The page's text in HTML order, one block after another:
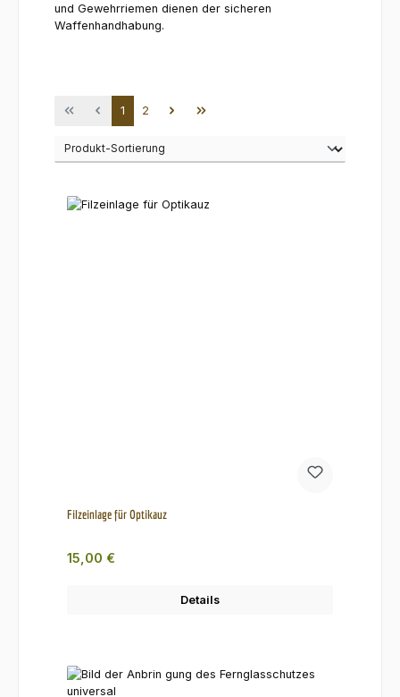
und Gewehrriemen dienen der sicheren
Waffenhandhabung.
Seite
1 Seite
2
Filzeinlage für Optikauz
Regulärer Preis:
15,00 €
Details